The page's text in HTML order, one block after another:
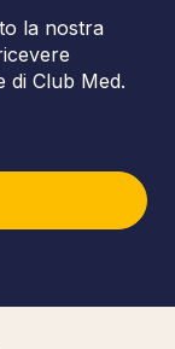
la nostra
di Club Med.